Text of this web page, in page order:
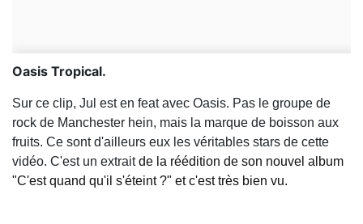
Oasis Tropical.
Sur ce clip, Jul est en feat avec Oasis. Pas le groupe de
rock de Manchester hein, mais la marque de boisson aux
fruits. Ce sont d'ailleurs eux les véritables stars de cette
vidéo. C'est un extraitde la réédition de son nouvel album
"C'est quand qu'il s'éteint ?" et c'est très bien vu.